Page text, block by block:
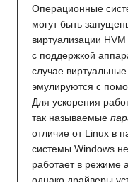
Операционные
могут быть
виртуализации
с поддержкой
случае виртуальные
эмулируются с
Для ускорения
так называемые
отличие от Linux в
системы Windows
работает в режиме
однако драйверы